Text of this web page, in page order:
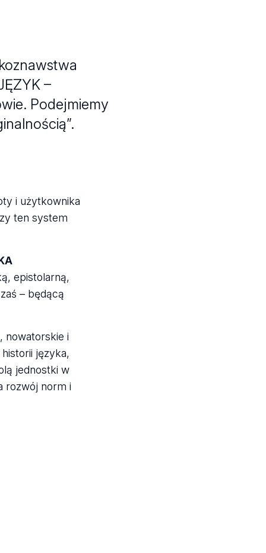
–
Podejmiemy
i użytkownika
ten system
epistolarną,
– będącą
nowatorskie i
języka,
jednostki w
rozwój norm i